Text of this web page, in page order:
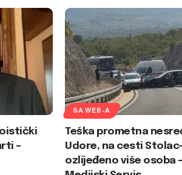
–
SA WEB-A
Teška prometna
Udore, na cesti
ozlijeđeno više osoba